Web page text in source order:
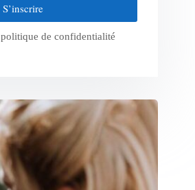
S’inscrire
politique de confidentialité